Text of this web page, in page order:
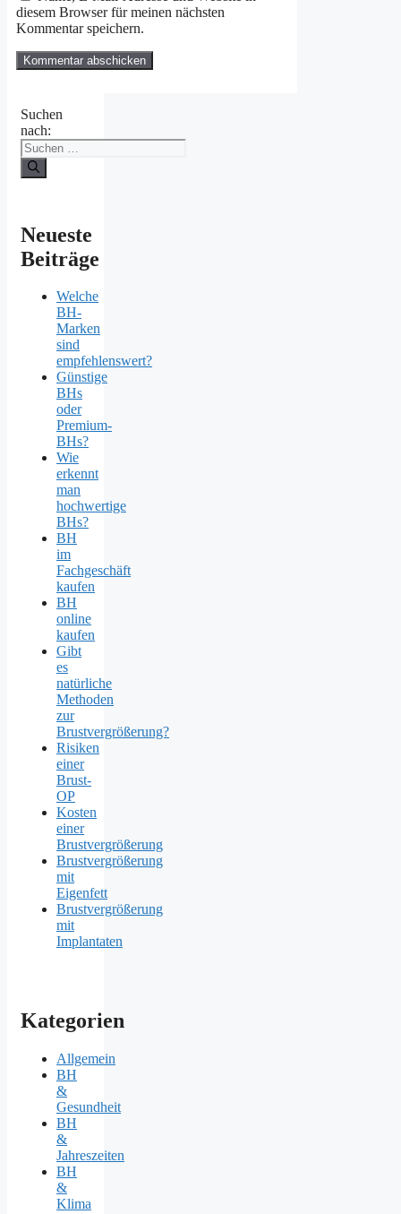
diesem Browser für meinen nächsten
Kommentar speichern.
Suchen
nach:
Neueste
Beiträge
Welche
BH-
Marken
sind
empfehlenswert?
Günstige
BHs
oder
Premium-
BHs?
Wie
erkennt
man
hochwertige
BHs?
BH
im
Fachgeschäft
kaufen
BH
online
kaufen
Gibt
es
natürliche
Methoden
zur
Brustvergrößerung?
Risiken
einer
Brust-
OP
Kosten
einer
Brustvergrößerung
Brustvergrößerung
mit
Eigenfett
Brustvergrößerung
mit
Implantaten
Kategorien
Allgemein
BH
&
Gesundheit
BH
&
Jahreszeiten
BH
&
Klima